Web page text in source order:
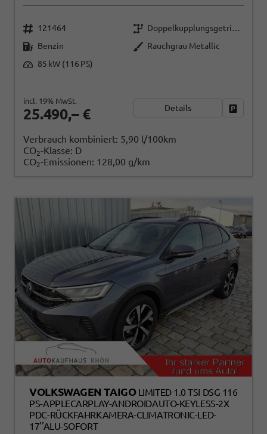
121464
Doppelkupplungsgetriebe (DSG)
Benzin
Rauchgrau Metallic
85 kW (116 PS)
25.490,– €
incl. 19% MwSt.
Details
Verbrauch kombiniert: 5,90 l/100km
CO2-Klasse: D
CO2-Emissionen: 128,00 g/km
VOLKSWAGEN TAIGO LIMITED 1.0 TSI DSG 116
PS-APPLECARPLAY-ANDROIDAUTO-KEYLESS-2X
PDC-RÜCKFAHRKAMERA-CLIMATRONIC-LED-
17''ALU-SOFORT